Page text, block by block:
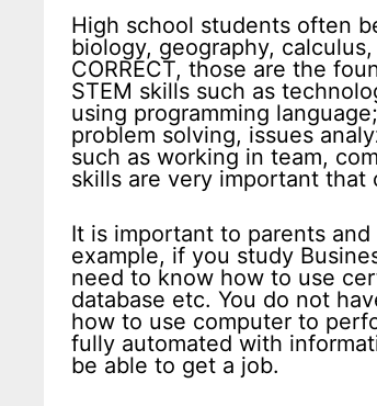
High school students often
biology, geography,
CORRECT, those are the
STEM skills such as
using programming
problem solving, issues
such as working in team,
skills are very important that
It is important to parents
example, if you study
need to know how to use
database etc. You do not
how to use computer to
fully automated with
be able to get a job.